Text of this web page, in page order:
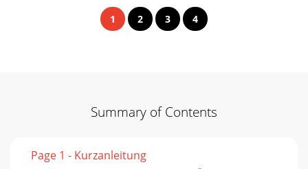
1 2 3 4
Summary of Contents
Page 1 - Kurzanleitung